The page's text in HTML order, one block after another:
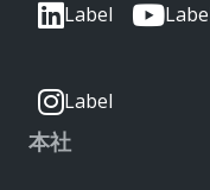
Label
Label
本社